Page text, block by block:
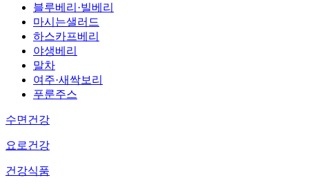
블루베리·빌베리
마시는샐러드
하스카프베리
야생베리
말차
여주·새싹보리
푸룬주스
수면건강
요로건강
건강식품